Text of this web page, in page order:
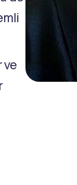
ve